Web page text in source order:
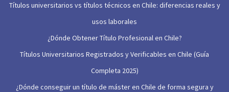
Títulos universitarios vs títulos técnicos en Chile: diferencias reales y
usos laborales
¿Dónde Obtener Título Profesional en Chile?
Títulos Universitarios Registrados y Verificables en Chile (Guía
Completa 2025)
¿Dónde conseguir un título de máster en Chile de forma segura y